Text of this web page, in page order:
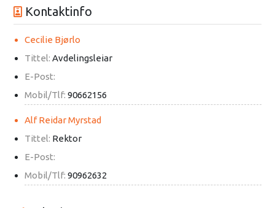
Kontaktinfo
Cecilie Bjørlo
Tittel: Avdelingsleiar
E-Post:
Mobil/Tlf: 90662156
Alf Reidar Myrstad
Tittel: Rektor
E-Post:
Mobil/Tlf: 90962632